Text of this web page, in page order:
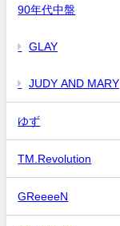
90年代中盤
GLAY
JUDY AND MARY
ゆず
TM.Revolution
GReeeeN